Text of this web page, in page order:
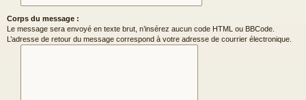
Corps du message :
Le message sera envoyé en texte brut, n’insérez aucun code HTML ou BBCode.
L’adresse de retour du message correspond à votre adresse de courrier électronique.